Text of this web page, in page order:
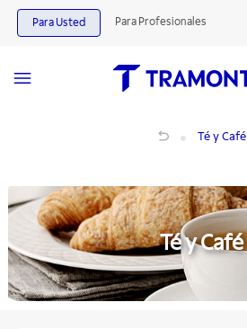
Para Usted Para Profesionales
Té y Café
Té y Café
Té y Café | Tramontina